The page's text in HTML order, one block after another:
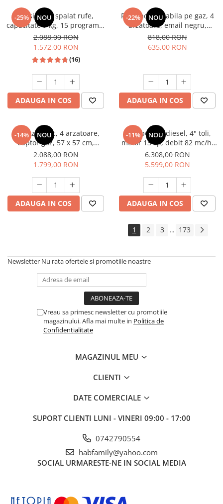
-25% NOU
Masina de spalat rufe,
capacitate 9 kg, 15 programe,
1400 Rpm, clasa A, Slim,
motor Inverter, Samus WSLI-
9144
2.088,00 RON
1.572,00 RON
(16)
ADAUGA IN COS
-22% NOU
Plita incorporabila pe gaz, 4
arzatoare, email negru,
gratare din fonta, aprindere
electrica, Samus
818,00 RON
635,00 RON
ADAUGA IN COS
-14% NOU
Aragaz rustic, 4 arzatoare,
cuptor gaz, 57 x 57 cm,
rotisor, grill, ventilatie,
aprindere electrica, gratare
fonta, negru + plita inox,
Studio Casa Marco
2.088,00 RON
1.799,00 RON
ADAUGA IN COS
-11% NOU
Motopompa diesel, 4" toli,
motor 13 cp, debit 82 mc/h,
pornire electrica, refulare
60m, aspiratie 8m, Visoli
6.308,00 RON
5.599,00 RON
ADAUGA IN COS
1 2 3 ... 173
Newsletter Nu rata ofertele si promotiile noastre
Vreau sa primesc newsletter cu promotiile
magazinului. Afla mai multe in Politica de
Confidentialitate
MAGAZINUL MEU
CLIENTI
DATE COMERCIALE
SUPORT CLIENTI LUNI - VINERI 09:00 - 17:00
0742790554
habfamily@yahoo.com
SOCIAL URMARESTE-NE IN SOCIAL MEDIA